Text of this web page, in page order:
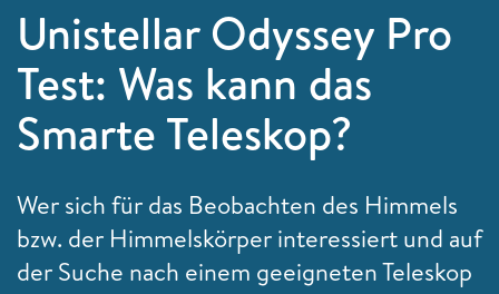
Unistellar Odyssey Pro
Test: Was kann das
Smarte Teleskop?
Wer sich für das Beobachten des Himmels
bzw. der Himmelskörper interessiert und auf
der Suche nach einem geeigneten Teleskop